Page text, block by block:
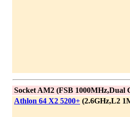
Socket AM2 (FSB 1000MHz,Dual
Athlon 64 X2 5200+ (2.6GHz,L2